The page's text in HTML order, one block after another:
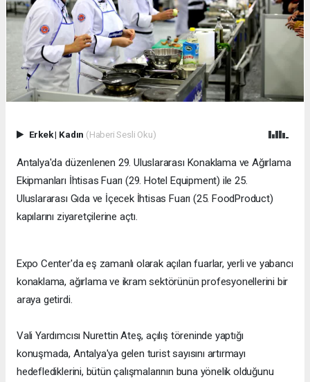
Erkek| Kadın (Haberi Sesli Oku)
​Antalya'da düzenlenen 29. Uluslararası Konaklama ve Ağırlama
Ekipmanları İhtisas Fuarı (29. Hotel Equipment) ile 25.
Uluslararası Gıda ve İçecek İhtisas Fuarı (25. FoodProduct)
kapılarını ziyaretçilerine açtı.
Expo Center'da eş zamanlı olarak açılan fuarlar, yerli ve yabancı
konaklama, ağırlama ve ikram sektörünün profesyonellerini bir
araya getirdi.
Vali Yardımcısı Nurettin Ateş, açılış töreninde yaptığı
konuşmada, Antalya'ya gelen turist sayısını artırmayı
hedeflediklerini, bütün çalışmalarının buna yönelik olduğunu